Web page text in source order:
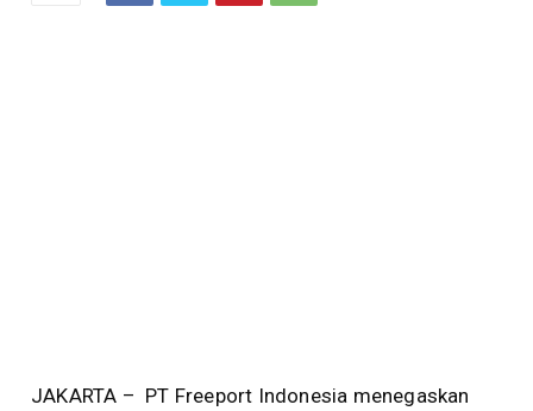
JAKARTA – PT Freeport Indonesia menegaskan